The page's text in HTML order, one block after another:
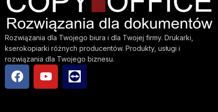
Rozwiązania dla Twojego biura i dla Twojej firmy. Drukarki,
kserokopiarki różnych producentów. Produkty, usługi i
rozwiązania dla Twojego biznesu.